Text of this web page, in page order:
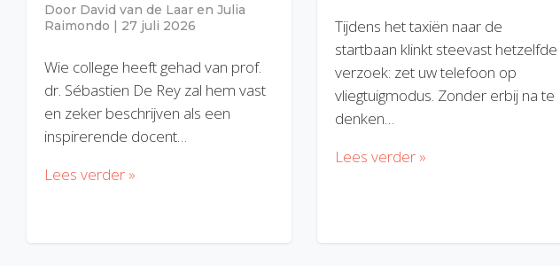
Door David van de Laar en Julia
Raimondo | 27 juli 2026
Wie college heeft gehad van prof.
dr. Sébastien De Rey zal hem vast
en zeker beschrijven als een
inspirerende docent…
Lees verder »
Tijdens het taxiën naar de
startbaan klinkt steevast hetzelfde
verzoek: zet uw telefoon op
vliegtuigmodus. Zonder erbij na te
denken…
Lees verder »